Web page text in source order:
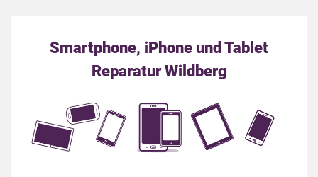
Smartphone, iPhone und Tablet
Reparatur Wildberg